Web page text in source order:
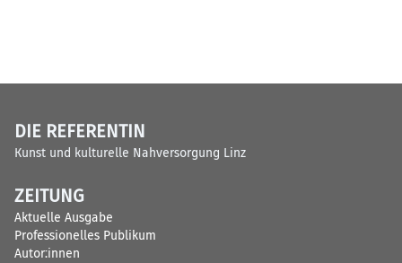
DIE REFERENTIN
Kunst und kulturelle Nahversorgung Linz
ZEITUNG
Aktuelle Ausgabe
Professionelles Publikum
Autor:innen